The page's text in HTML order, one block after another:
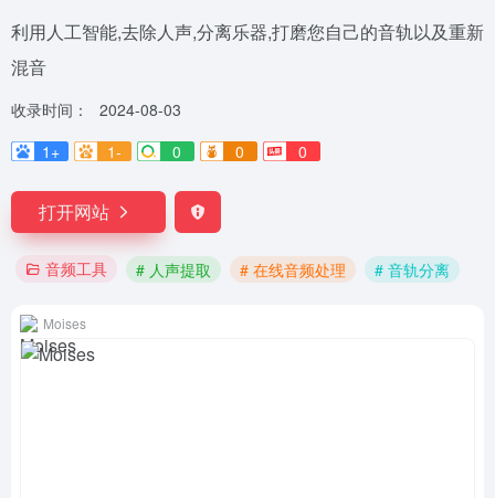
利用人工智能,去除人声,分离乐器,打磨您自己的音轨以及重新
混音
收录时间：
2024-08-03
1+
1- 0 0 0
打开网站
音频工具 # 人声提取 # 在线音频处理 # 音轨分离
Moises